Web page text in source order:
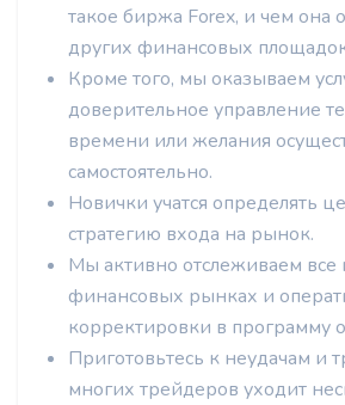
такое биржа Forex, и чем она
других финансовых
Кроме того, мы оказываем
доверительное управление
времени или желания
самостоятельно.
Новички учатся определять
стратегию входа на рынок.
Мы активно отслеживаем все
финансовых рынках и
корректировки в программу
Приготовьтесь к неудачам и
многих трейдеров уходит